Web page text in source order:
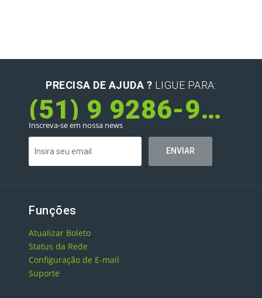
PRECISA DE AJUDA ? LIGUE PARA:
(51) 9 9286-9581
Inscreva-se em nossa news
Funções
Atualizar Boleto
Status da Rede
Configuração de E-mail
Suporte